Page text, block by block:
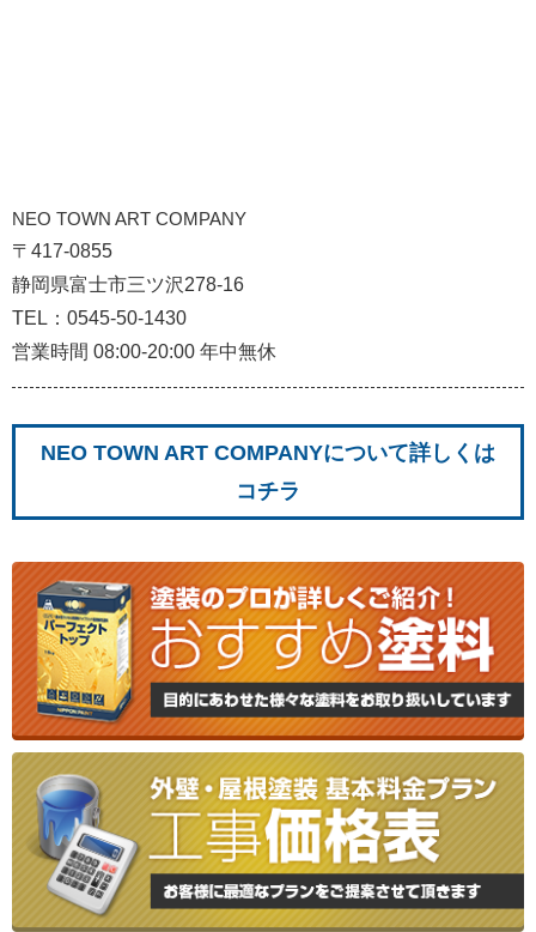
NEO TOWN ART COMPANY
〒417-0855
静岡県富士市三ツ沢278-16
TEL：0545-50-1430
営業時間 08:00-20:00 年中無休
NEO TOWN ART COMPANYについて詳しくは
コチラ